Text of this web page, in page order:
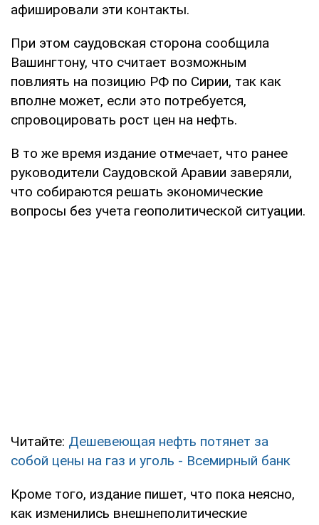
афишировали эти контакты.
При этом саудовская сторона сообщила
Вашингтону, что считает возможным
повлиять на позицию РФ по Сирии, так как
вполне может, если это потребуется,
спровоцировать рост цен на нефть.
В то же время издание отмечает, что ранее
руководители Саудовской Аравии заверяли,
что собираются решать экономические
вопросы без учета геополитической ситуации.
Читайте: Дешевеющая нефть потянет за
собой цены на газ и уголь - Всемирный банк
Кроме того, издание пишет, что пока неясно,
как изменились внешнеполитические